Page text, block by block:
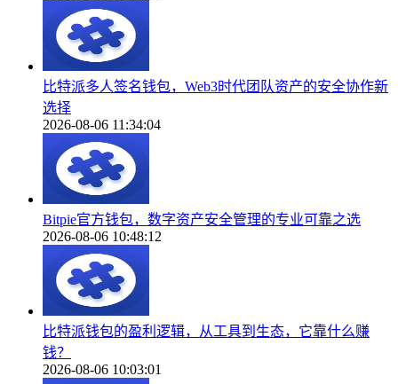
比特派多人签名钱包，Web3时代团队资产的安全协作新
选择
2026-08-06 11:34:04
Bitpie官方钱包，数字资产安全管理的专业可靠之选
2026-08-06 10:48:12
比特派钱包的盈利逻辑，从工具到生态，它靠什么赚
钱？
2026-08-06 10:03:01